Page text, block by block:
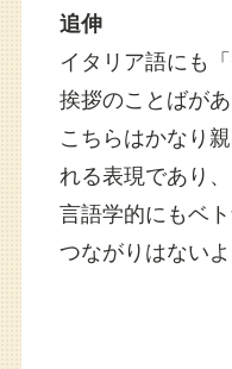
追伸
イタリア語にも
挨拶のことばがあ
こちらはかなり
れる表現であり、
言語学的にもベ
つながりはないよ